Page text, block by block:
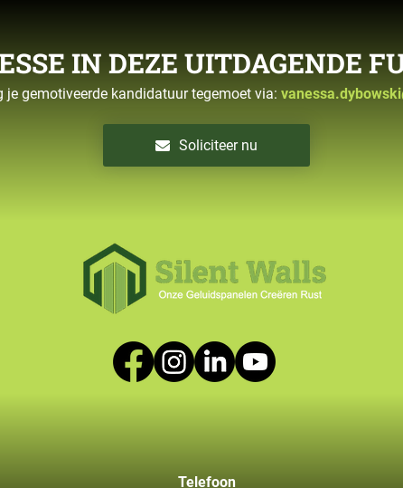
IN DEZE UITDAGENDE
je gemotiveerde kandidatuur tegemoet via:
Soliciteer nu
Telefoon